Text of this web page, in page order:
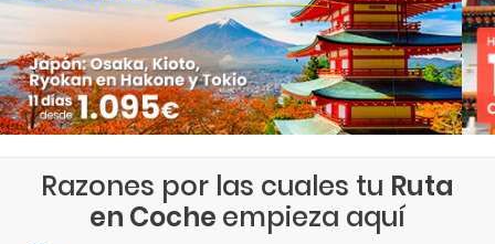
Razones por las cuales tu Ruta
en Coche empieza aquí